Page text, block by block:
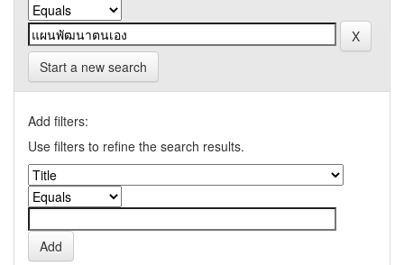
Start a new search
Add filters:
Use filters to refine the search results.